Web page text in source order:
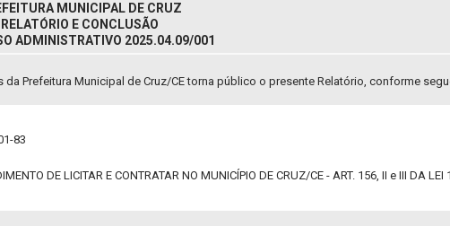
MUNICIPAL DE CRUZ
RELATÓRIO E CONCLUSÃO
ADMINISTRATIVO 2025.04.09/001
Prefeitura Municipal de Cruz/CE torna público o presente Relatório, conforme
83
DE LICITAR E CONTRATAR NO MUNICÍPIO DE CRUZ/CE - ART. 156, II e III DA